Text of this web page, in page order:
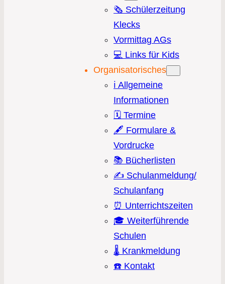
🗞️ Schülerzeitung
Klecks
Vormittag AGs
💻 Links für Kids
Organisatorisches
ℹ️ Allgemeine
Informationen
🗓️ Termine
🖋️ Formulare &
Vordrucke
📚 Bücherlisten
✍️ Schulanmeldung/
Schulanfang
⏰ Unterrichtszeiten
🎓 Weiterführende
Schulen
🌡️ Krankmeldung
☎️ Kontakt